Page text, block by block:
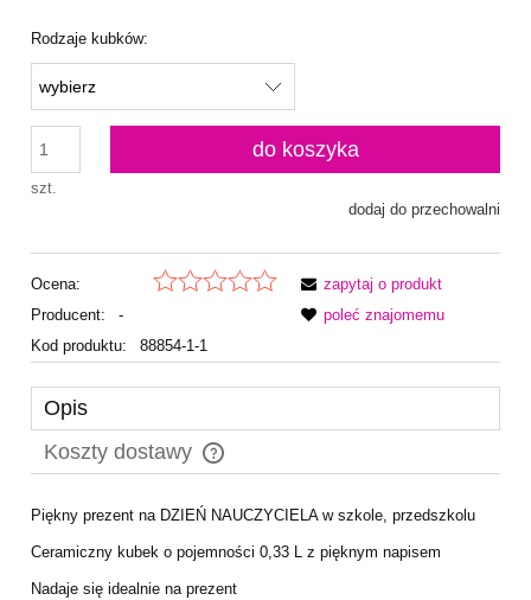
Rodzaje kubków:
szt.
do koszyka
dodaj do przechowalni
Ocena:
Producent:
-
Kod produktu:
88854-1-1
zapytaj o produkt
poleć znajomemu
Opis
Koszty dostawy
Cena nie zawiera ewentualnych kosztów płatności
Piękny prezent na DZIEŃ NAUCZYCIELA w szkole, przedszkolu
Ceramiczny kubek o pojemności 0,33 L z pięknym napisem
Nadaje się idealnie na prezent